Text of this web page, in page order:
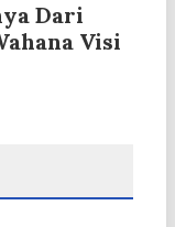
Dari
Visi